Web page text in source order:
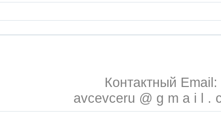
Контактный Email:
avcevceru @ g m a i l .